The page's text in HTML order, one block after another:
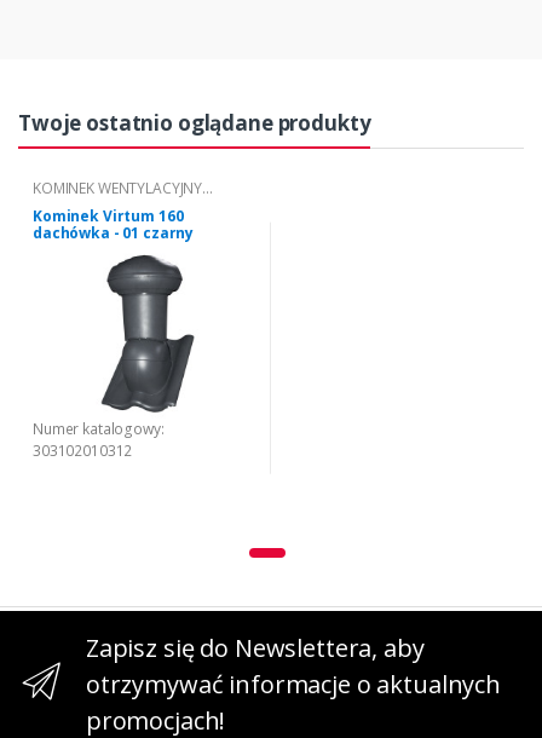
Twoje ostatnio oglądane produkty
KOMINEK WENTYLACYJNY
VIRTUM® TYP 01
Kominek Virtum 160
dachówka - 01 czarny
Numer katalogowy:
303102010312
Zapisz się do Newslettera, aby
otrzymywać informacje o aktualnych
promocjach!